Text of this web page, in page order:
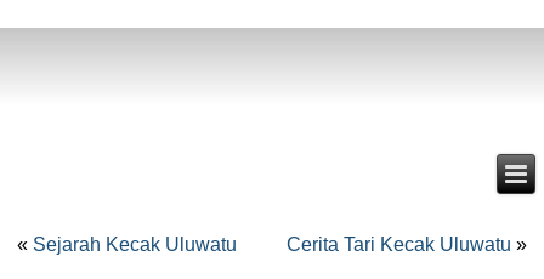
« Sejarah Kecak Uluwatu Cerita Tari Kecak Uluwatu »